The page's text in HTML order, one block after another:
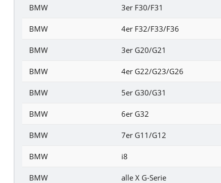
BMW 3er F30/F31
BMW 4er F32/F33/F36
BMW 3er G20/G21
BMW 4er G22/G23/G26
BMW 5er G30/G31
BMW 6er G32
BMW 7er G11/G12
BMW i8
BMW alle X G-Serie